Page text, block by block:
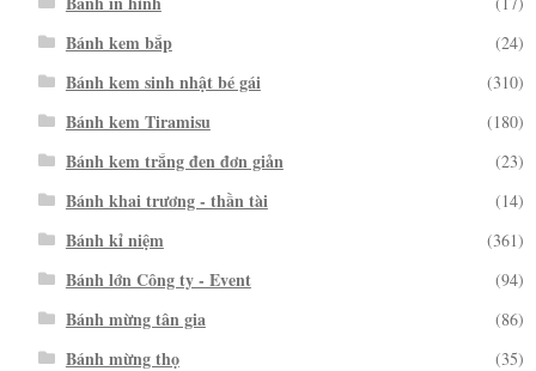
Bánh kem bắp (24)
Bánh kem sinh nhật bé gái (310)
Bánh kem Tiramisu (180)
Bánh kem trắng đen đơn giản (23)
Bánh khai trương - thần tài (14)
Bánh kỉ niệm (361)
Bánh lớn Công ty - Event (94)
Bánh mừng tân gia (86)
Bánh mừng thọ (35)